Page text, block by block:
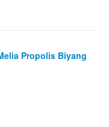
Propolis Biyang